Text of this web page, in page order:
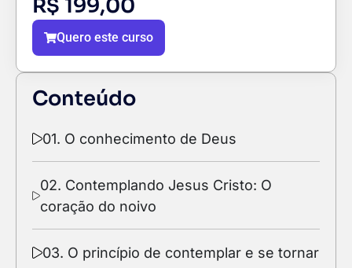
Conteúdo
01. O conhecimento de Deus
02. Contemplando Jesus Cristo: O
coração do noivo
03. O princípio de contemplar e se tornar
R$ 199,00
Quero este curso